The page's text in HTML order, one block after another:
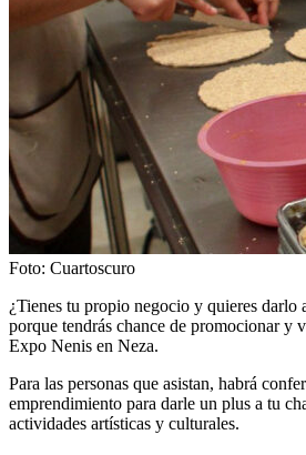
Foto: Cuartoscuro
¿Tienes tu propio negocio y quieres darlo
porque tendrás chance de promocionar y
Expo Nenis en Neza.
Para las personas que asistan, habrá
emprendimiento para darle un plus a tu
actividades artísticas y culturales.